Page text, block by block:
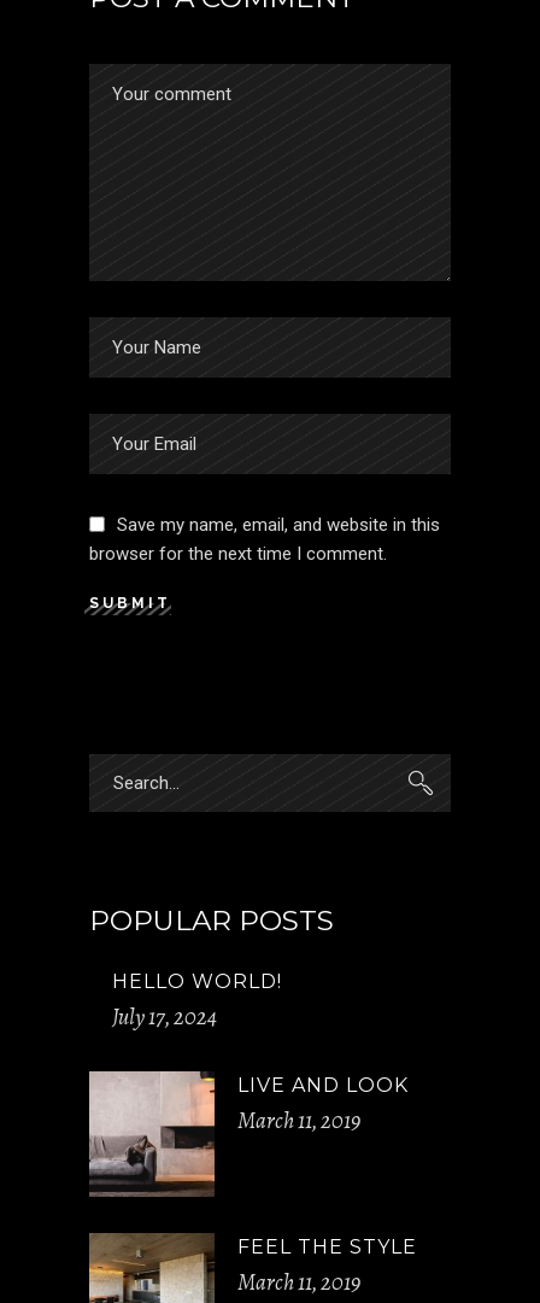
Save my name, email, and website in this
browser for the next time I comment.
SUBMIT
POPULAR POSTS
HELLO WORLD!
July 17, 2024
LIVE AND LOOK
March 11, 2019
FEEL THE STYLE
March 11, 2019